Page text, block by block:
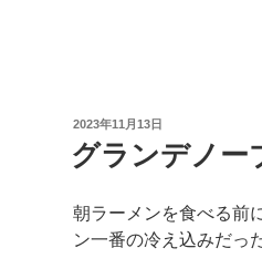
投
稿
日:
2023年11月13日
グランデノー
朝ラーメンを食べる前
ン一番の冷え込みだっ